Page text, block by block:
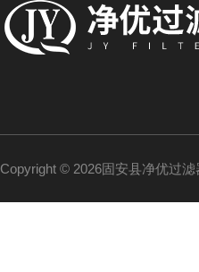
Copyright © 2026固安县净优过